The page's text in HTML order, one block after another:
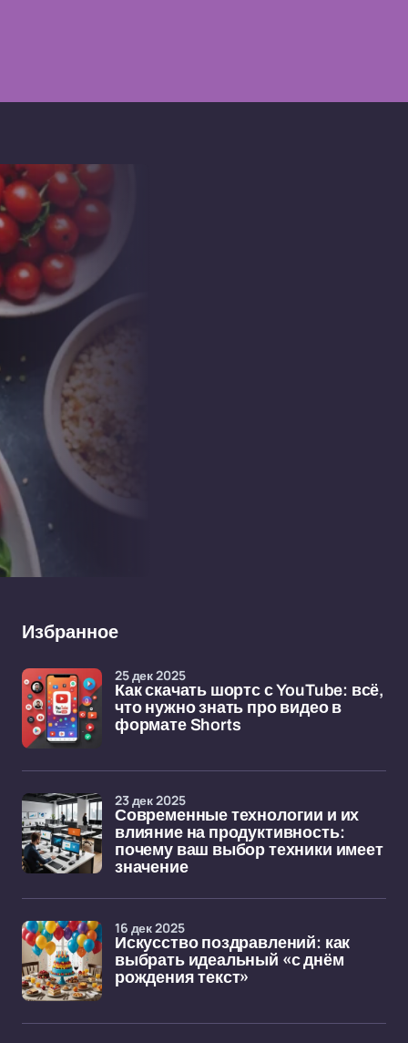
Избранное
Как скачать шортс с YouTube: всё,
что нужно знать про видео в
формате Shorts
25 дек 2025
Современные технологии и их
влияние на продуктивность:
почему ваш выбор техники имеет
значение
23 дек 2025
Искусство поздравлений: как
выбрать идеальный «с днём
рождения текст»
16 дек 2025